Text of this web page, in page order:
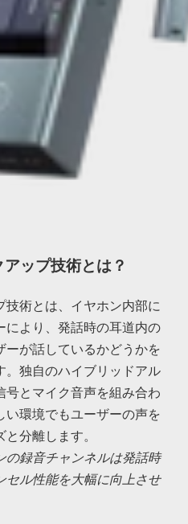
X1 Meeting 多人数
ップ技術とは？
術とは、イヤホン内部に
により、発話時の耳道内の
が話しているかどうかを
。独自のハイブリッドアル
号とマイク音声を組み合わ
環境でもユーザーの声を
分離します。
の録音チャンネルは発話時
セル性能を大幅に向上させ